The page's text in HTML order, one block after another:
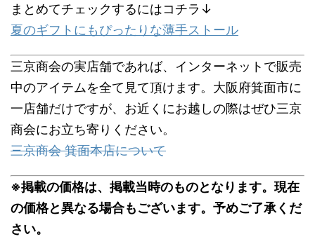
まとめてチェックするにはコチラ↓
夏のギフトにもぴったりな薄手ストール
三京商会の実店舗であれば、インターネットで販売
中のアイテムを全て見て頂けます。大阪府箕面市に
一店舗だけですが、お近くにお越しの際はぜひ三京
商会にお立ち寄りください。
三京商会 箕面本店について
※掲載の価格は、掲載当時のものとなります。現在
の価格と異なる場合もございます。予めご了承くだ
さい。